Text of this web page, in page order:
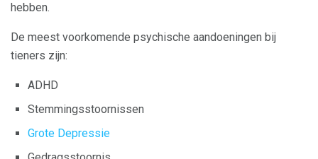
hebben.
De meest voorkomende psychische aandoeningen bij
tieners zijn:
ADHD
Stemmingsstoornissen
Grote Depressie